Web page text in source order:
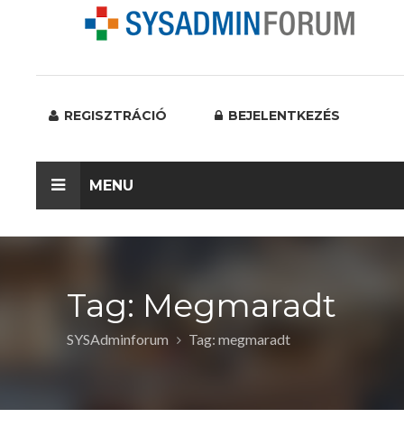
REGISZTRÁCIÓ BEJELENTKEZÉS
MENU
Tag: Megmaradt
SYSAdminforum Tag: megmaradt